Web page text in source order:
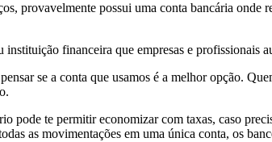
provavelmente possui uma conta bancária onde
financeira que empresas e profissionais
se a conta que usamos é a melhor opção.
pode te permitir economizar com taxas, caso
as movimentações em uma única conta, os